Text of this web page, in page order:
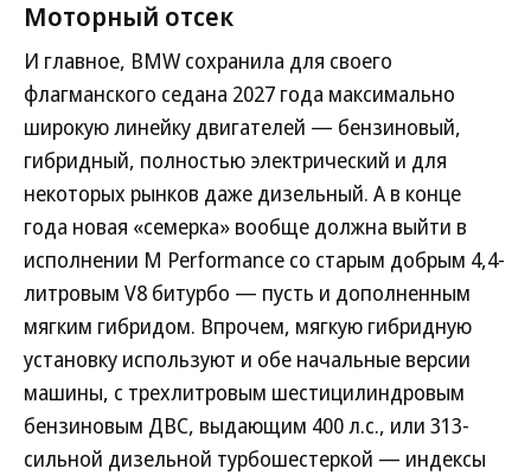
Моторный отсек
И главное, BMW сохранила для своего
флагманского седана 2027 года максимально
широкую линейку двигателей — бензиновый,
гибридный, полностью электрический и для
некоторых рынков даже дизельный. А в конце
года новая «семерка» вообще должна выйти в
исполнении M Performance со старым добрым 4,4-
литровым V8 битурбо — пусть и дополненным
мягким гибридом. Впрочем, мягкую гибридную
установку используют и обе начальные версии
машины, с трехлитровым шестицилиндровым
бензиновым ДВС, выдающим 400 л.с., или 313-
сильной дизельной турбошестеркой — индексы